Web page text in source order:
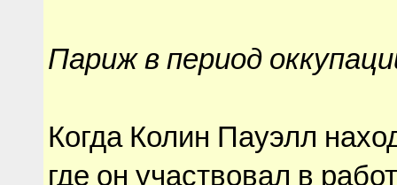
Париж в период
Когда Колин Пауэлл
где он участвовал в